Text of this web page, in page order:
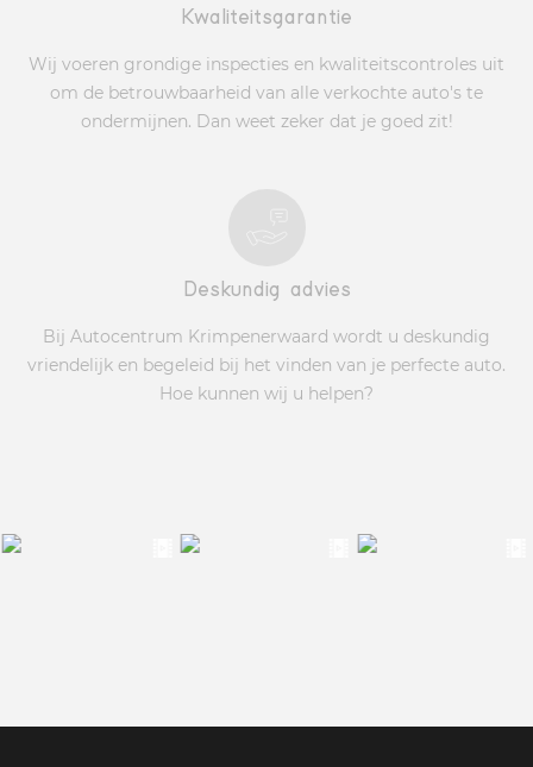
Kwaliteitsgarantie
Wij voeren grondige inspecties en kwaliteitscontroles uit
om de betrouwbaarheid van alle verkochte auto's te
ondermijnen. Dan weet zeker dat je goed zit!
Deskundig advies
Bij Autocentrum Krimpenerwaard wordt u deskundig
vriendelijk en begeleid bij het vinden van je perfecte auto.
Hoe kunnen wij u helpen?